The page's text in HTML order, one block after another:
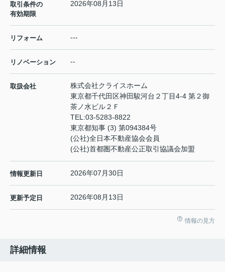
取引条件の
有効期限
2026年08月13日
リフォーム ---
リノベーション --
取扱会社
株式会社クライスホーム
東京都千代田区神田駿河台２丁目4-4 第２御
茶ノ水ビル２Ｆ
TEL:03-5283-8822
東京都知事 (3) 第094384号
(公社)全日本不動産協会会員
(公社)首都圏不動産公正取引協議会加盟
情報更新日 2026年07月30日
更新予定日 2026年08月13日
情報の見方
詳細情報